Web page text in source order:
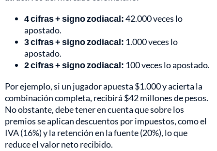
4 cifras + signo zodiacal:42.000 veces lo
apostado.
3 cifras + signo zodiacal: 1.000 veces lo
apostado.
2 cifras + signo zodiacal: 100 veces lo apostado.
Por ejemplo, si un jugador apuesta $1.000 y acierta la
combinación completa, recibirá $42 millones de pesos.
No obstante, debe tener en cuenta que sobre los
premios se aplican descuentos por impuestos, como el
IVA (16%) y la retención en la fuente (20%), lo que
reduce el valor neto recibido.